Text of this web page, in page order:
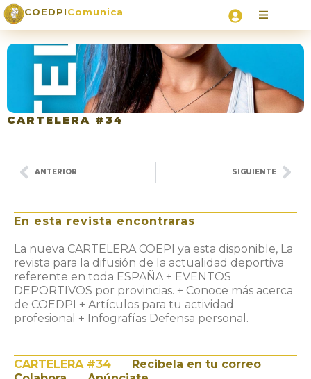
COEDPIComunica
CARTELERA #34
ANTERIOR SIGUIENTE
En esta revista encontraras
La nueva CARTELERA COEPI ya esta disponible, La
revista para la difusión de la actualidad deportiva
referente en toda ESPAÑA + EVENTOS
DEPORTIVOS por provincias. + Conoce más acerca
de COEDPI + Artículos para tu actividad
profesional + Infografías Defensa personal.
CARTELERA #34
Recibela en tu correo